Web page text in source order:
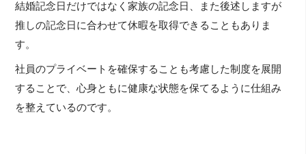
結婚記念日だけではなく家族の記念日、また後述しますが
推しの記念日に合わせて休暇を取得できることもありま
す。
社員のプライベートを確保することも考慮した制度を展開
することで、心身ともに健康な状態を保てるように仕組み
を整えているのです。